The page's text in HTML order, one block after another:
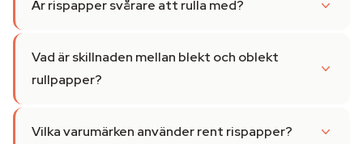
Är rispapper svårare att rulla med?
Vad är skillnaden mellan blekt och oblekt
rullpapper?
Vilka varumärken använder rent rispapper?